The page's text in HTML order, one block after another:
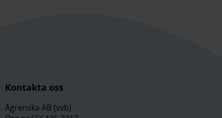
Kontakta oss
Ågrenska AB (svb)